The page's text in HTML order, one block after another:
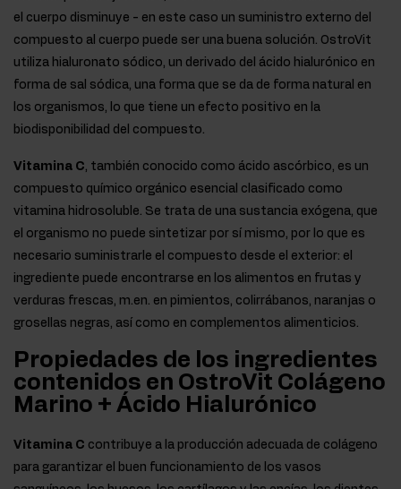
el cuerpo disminuye - en este caso un suministro externo del
compuesto al cuerpo puede ser una buena solución. OstroVit
utiliza hialuronato sódico, un derivado del ácido hialurónico en
forma de sal sódica, una forma que se da de forma natural en
los organismos, lo que tiene un efecto positivo en la
biodisponibilidad del compuesto.
Vitamina C, también conocido como ácido ascórbico, es un
compuesto químico orgánico esencial clasificado como
vitamina hidrosoluble. Se trata de una sustancia exógena, que
el organismo no puede sintetizar por sí mismo, por lo que es
necesario suministrarle el compuesto desde el exterior: el
ingrediente puede encontrarse en los alimentos en frutas y
verduras frescas, m.en. en pimientos, colirrábanos, naranjas o
grosellas negras, así como en complementos alimenticios.
Propiedades de los ingredientes
contenidos en OstroVit Colágeno
Marino + Ácido Hialurónico
Vitamina C contribuye a la producción adecuada de colágeno
para garantizar el buen funcionamiento de los vasos